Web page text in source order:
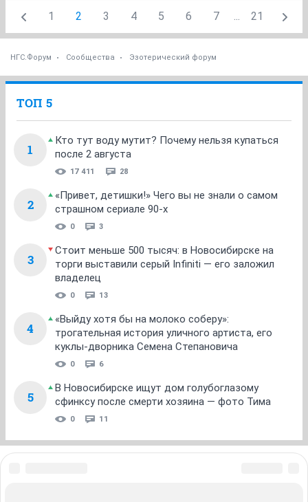
1 2 3 4 5 6 7 ... 21
НГС.Форум Сообщества Эзотерический форум
ТОП 5
1
Кто тут воду мутит? Почему нельзя купаться
после 2 августа
17 411 28
2
«Привет, детишки!» Чего вы не знали о самом
страшном сериале 90-х
0 3
3
Стоит меньше 500 тысяч: в Новосибирске на
торги выставили серый Infiniti — его заложил
владелец
0 13
4
«Выйду хотя бы на молоко соберу»:
трогательная история уличного артиста, его
куклы-дворника Семена Степановича
0 6
5
В Новосибирске ищут дом голубоглазому
сфинксу после смерти хозяина — фото Тима
0 11